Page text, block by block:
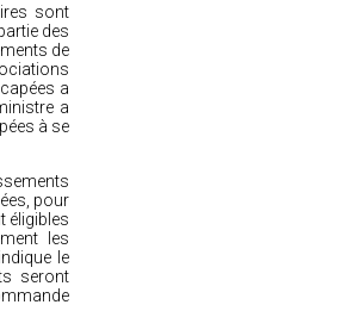
sont
des
de
a
a
à se
pour
éligibles
les
le
seront